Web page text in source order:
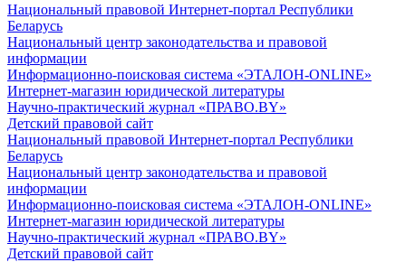
Национальный правовой Интернет-портал Республики
Беларусь
Национальный центр законодательства и правовой
информации
Информационно-поисковая система «ЭТАЛОН-ONLINE»
Интернет-магазин юридической литературы
Научно-практический журнал «ПРАВО.BY»
Детский правовой сайт
Национальный правовой Интернет-портал Республики
Беларусь
Национальный центр законодательства и правовой
информации
Информационно-поисковая система «ЭТАЛОН-ONLINE»
Интернет-магазин юридической литературы
Научно-практический журнал «ПРАВО.BY»
Детский правовой сайт